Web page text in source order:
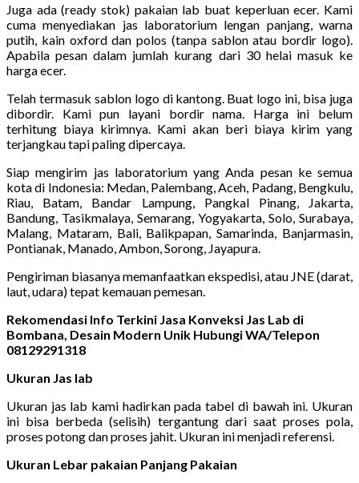
Juga ada (ready stok) pakaian lab buat keperluan ecer. Kami
cuma menyediakan jas laboratorium lengan panjang, warna
putih, kain oxford dan polos (tanpa sablon atau bordir logo).
Apabila pesan dalam jumlah kurang dari 30 helai masuk ke
harga ecer.
Telah termasuk sablon logo di kantong. Buat logo ini, bisa juga
dibordir. Kami pun layani bordir nama. Harga ini belum
terhitung biaya kirimnya. Kami akan beri biaya kirim yang
terjangkau tapi paling dipercaya.
Siap mengirim jas laboratorium yang Anda pesan ke semua
kota di Indonesia: Medan, Palembang, Aceh, Padang, Bengkulu,
Riau, Batam, Bandar Lampung, Pangkal Pinang, Jakarta,
Bandung, Tasikmalaya, Semarang, Yogyakarta, Solo, Surabaya,
Malang, Mataram, Bali, Balikpapan, Samarinda, Banjarmasin,
Pontianak, Manado, Ambon, Sorong, Jayapura.
Pengiriman biasanya memanfaatkan ekspedisi, atau JNE (darat,
laut, udara) tepat kemauan pemesan.
Rekomendasi Info Terkini Jasa Konveksi Jas Lab di
Bombana, Desain Modern Unik Hubungi WA/Telepon
08129291318
Ukuran Jas lab
Ukuran jas lab kami hadirkan pada tabel di bawah ini. Ukuran
ini bisa berbeda (selisih) tergantung dari saat proses pola,
proses potong dan proses jahit. Ukuran ini menjadi referensi.
Ukuran Lebar pakaian Panjang Pakaian